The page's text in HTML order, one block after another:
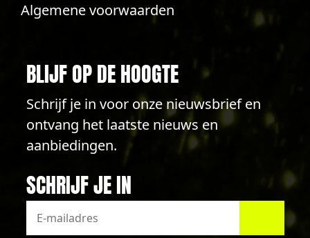
Algemene voorwaarden
BLIJF OP DE HOOGTE
Schrijf je in voor onze nieuwsbrief en
ontvang het laatste nieuws en
aanbiedingen.
SCHRIJF JE IN